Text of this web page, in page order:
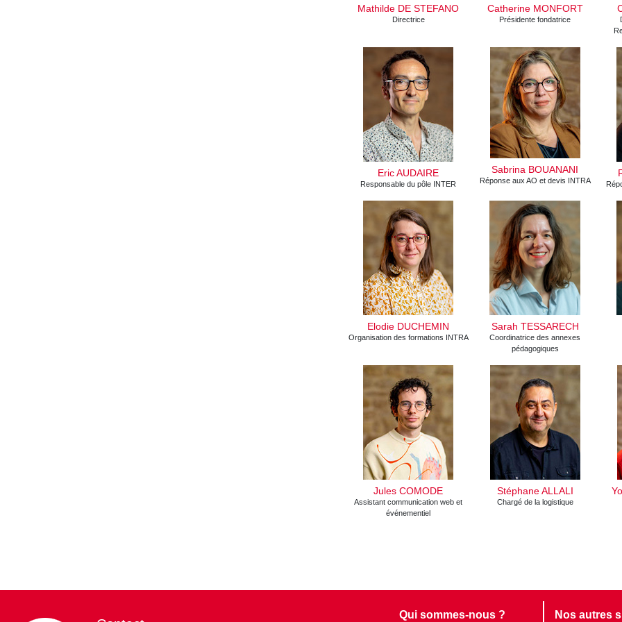
Mathilde DE STEFANO
Directrice
Catherine MONFORT
Présidente fondatrice
Eric AUDAIRE
Responsable du pôle INTER
Sabrina BOUANANI
Réponse aux AO et devis INTRA
Elodie DUCHEMIN
Organisation des formations INTRA
Sarah TESSARECH
Coordinatrice des annexes
pédagogiques
Jules COMODE
Assistant communication web et
événementiel
Stéphane ALLALI
Chargé de la logistique
Qui sommes-nous ? Nos autres